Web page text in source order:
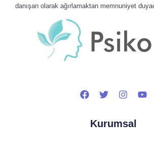
danışan olarak ağırlamaktan memnuniyet
Kurumsal